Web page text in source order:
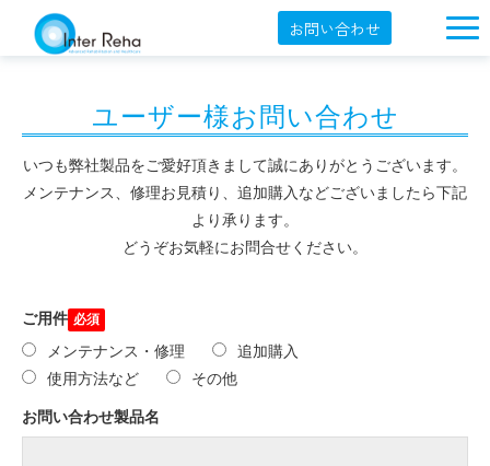
お問い合わせ
製品一覧
展示会・学会
セミナー情報
導入事例
オンラインショップ
English
ユーザー様お問い合わせ
いつも弊社製品をご愛好頂きまして誠にありがとうございます。
メンテナンス、修理お見積り、追加購入などございましたら下記
より承ります。
どうぞお気軽にお問合せください。
ご用件
メンテナンス・修理
追加購入
使用方法など
その他
お問い合わせ製品名